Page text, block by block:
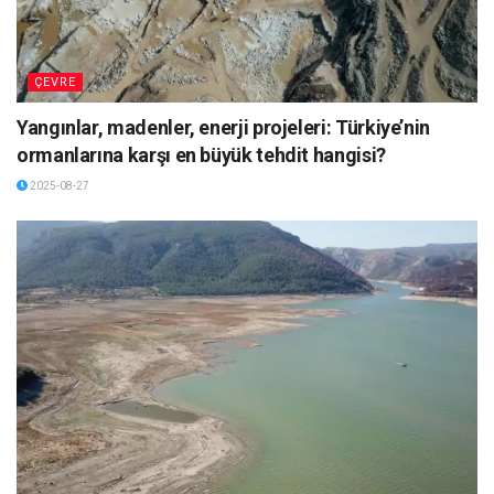
ÇEVRE
Yangınlar, madenler, enerji projeleri: Türkiye’nin
ormanlarına karşı en büyük tehdit hangisi?
2025-08-27